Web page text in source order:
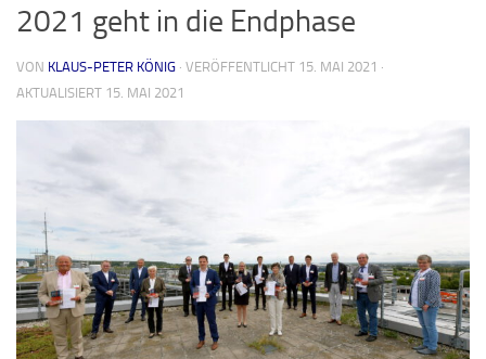
2021 geht in die Endphase
VON KLAUS-PETER KÖNIG · VERÖFFENTLICHT 15. MAI 2021 ·
AKTUALISIERT 15. MAI 2021